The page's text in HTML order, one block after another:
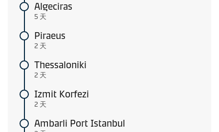
Algeciras
5 天
Piraeus
2 天
Thessaloniki
2 天
Izmit Korfezi
2 天
Ambarli Port Istanbul